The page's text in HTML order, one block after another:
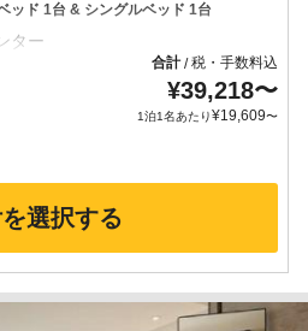
ッド 1台 & シングルベッド 1台
合計/税・手数料込
¥39,218〜
1泊1名あたり¥19,609〜
を選択する